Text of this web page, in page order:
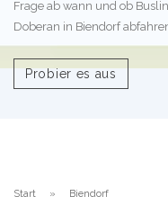
Frage ab wann und ob
Doberan in Biendorf
Probier es aus
Start Biendorf